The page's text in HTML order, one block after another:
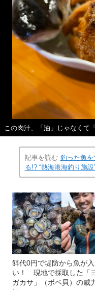
この肉汁、「油」じゃなくて
記事を読む 釣った魚を
る!? “熱海港海釣り施
餌代0円で堤防から魚が
い！ 現地で採取した「
ガカサ」（ボベ貝）の威